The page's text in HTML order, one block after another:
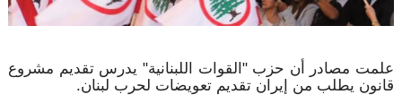
علمت مصادر أن حزب "القوات اللبنانية" يدرس تقديم مشروع
قانون يطلب من إيران تقديم تعويضات لحرب لبنان.